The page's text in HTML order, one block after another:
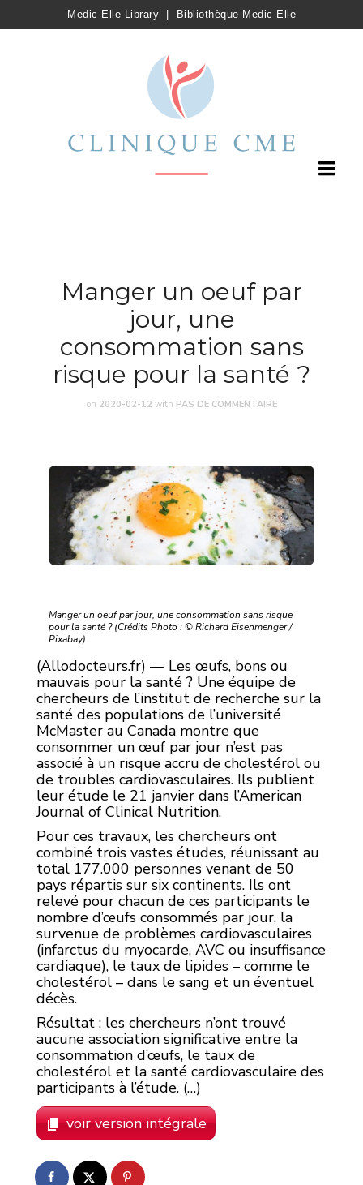
Medic Elle Library Bibliothèque Medic Elle
Manger un oeuf par
jour, une
consommation sans
risque pour la santé ?
on 2020-02-12 with PAS DE COMMENTAIRE
Manger un oeuf par jour, une consommation sans risque
pour la santé ? (Crédits Photo : © Richard Eisenmenger /
Pixabay)
(Allodocteurs.fr) — Les œufs, bons ou
mauvais pour la santé ? Une équipe de
chercheurs de l’institut de recherche sur la
santé des populations de l’université
McMaster au Canada montre que
consommer un œuf par jour n’est pas
associé à un risque accru de cholestérol ou
de troubles cardiovasculaires. Ils publient
leur étude le 21 janvier dans l’American
Journal of Clinical Nutrition.
Pour ces travaux, les chercheurs ont
combiné trois vastes études, réunissant au
total 177.000 personnes venant de 50
pays répartis sur six continents. Ils ont
relevé pour chacun de ces participants le
nombre d’œufs consommés par jour, la
survenue de problèmes cardiovasculaires
(infarctus du myocarde, AVC ou insuffisance
cardiaque), le taux de lipides – comme le
cholestérol – dans le sang et un éventuel
décès.
Résultat : les chercheurs n’ont trouvé
aucune association significative entre la
consommation d’œufs, le taux de
cholestérol et la santé cardiovasculaire des
participants à l’étude. (…)
voir version intégrale